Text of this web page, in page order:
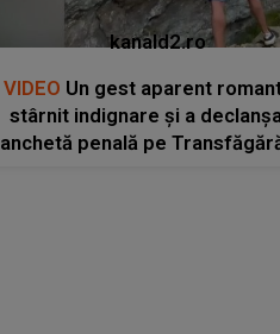
kanald2.ro
VIDEO Un gest aparent
stârnit indignare și a
anchetă penală pe